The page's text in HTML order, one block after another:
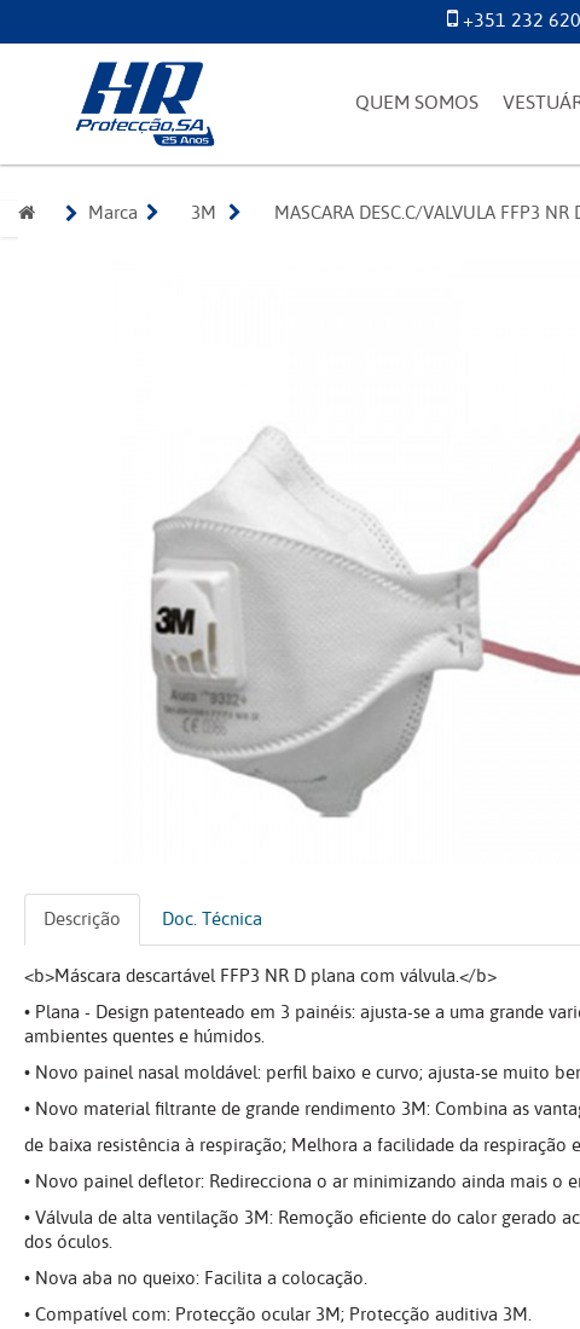
+351 232
QUEM SOMOS
Marca 3M MASCARA DESC.C/VALVULA FFP3
Descrição Doc. Técnica
<b>Máscara descartável FFP3 NR D plana com válvula.</b>
• Plana - Design patenteado em 3 painéis: ajusta-se a uma grande
ambientes quentes e húmidos.
• Novo painel nasal moldável: perfil baixo e curvo; ajusta-se muito
• Novo material filtrante de grande rendimento 3M: Combina as
de baixa resistência à respiração; Melhora a facilidade da respiração
• Novo painel defletor: Redirecciona o ar minimizando ainda mais o
• Válvula de alta ventilação 3M: Remoção eficiente do calor gerado
dos óculos.
• Nova aba no queixo: Facilita a colocação.
• Compatível com: Protecção ocular 3M; Protecção auditiva 3M.